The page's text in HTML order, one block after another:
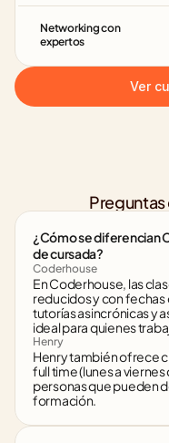
Networking con
expertos
Ver
¿Cómo se diferencian
de cursada?
Coderhouse
En Coderhouse, las
reducidos y con fechas
tutorías asincrónicas y
ideal para quienes
Henry
Henry también ofrece
full time (lunes a viernes
personas que pueden
formación.